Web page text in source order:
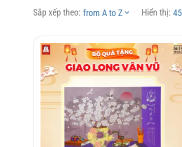
Sắp xếp theo: from A to Z Hiển thị: 45